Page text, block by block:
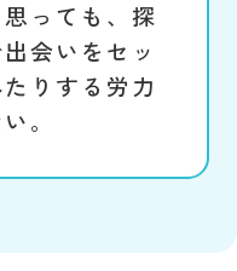
っても、探
会いをセッ
りする労力
。